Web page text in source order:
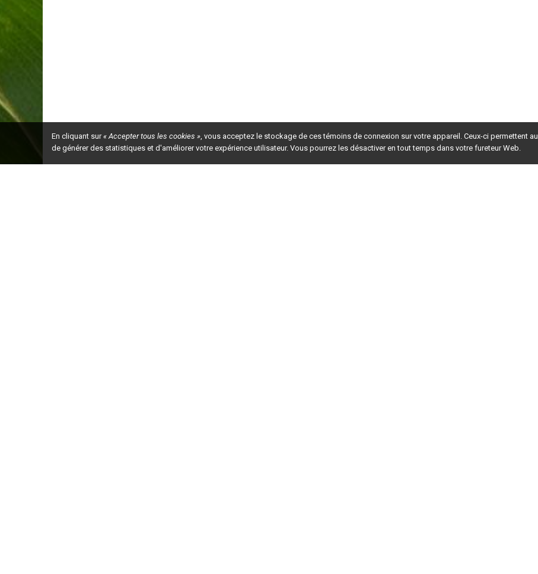
En cliquant sur« Accepter tous les cookies », vous acceptez le stockage de ces témoins de connexion sur votre appareil. Ceux-ci permettent au
de générer des statistiques et d'améliorer votre expérience utilisateur. Vous pourrez les désactiver en tout temps dans votre fureteur Web.